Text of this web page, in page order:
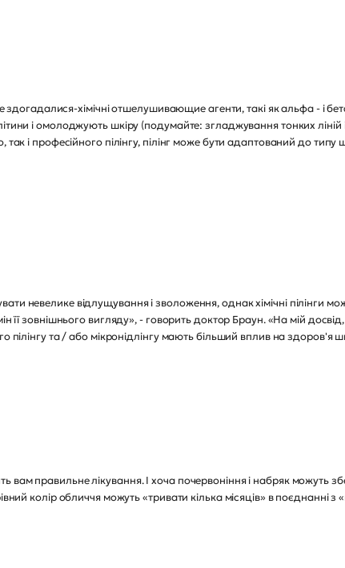
здогадалися-хімічні отшелушивающие агенти, такі як альфа - і
і омолоджують шкіру (подумайте: згладжування тонких ліній
і професійного пілінгу, пілінг може бути адаптований до типу
невелике відлущування і зволоження, однак хімічні пілінги
її зовнішнього вигляду», - говорить доктор Браун. «На мій
пілінгу та / або мікронідлінгу мають більший вплив на здоров'я
вам правильне лікування. І хоча почервоніння і набряк можуть
колір обличчя можуть «тривати кілька місяців» в поєднанні